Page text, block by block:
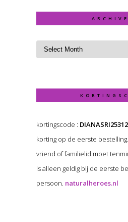
kortingscode : DIANASRI25312
korting op de eerste
vriend of familielid moet
is alleen geldig bij de eerste
persoon. naturalheroes.nl